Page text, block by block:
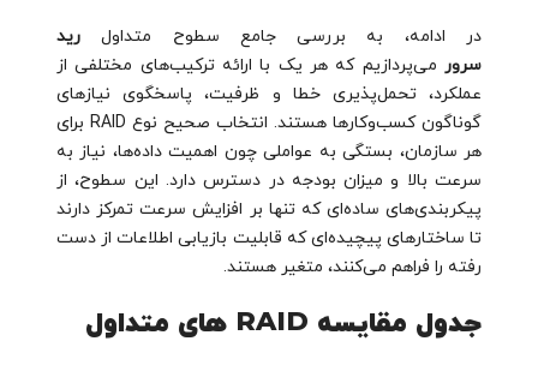
در ادامه، به بررسی جامع سطوح متداول رید
سرور می‌پردازیم که هر یک با ارائه ترکیب‌های مختلفی از
عملکرد، تحمل‌پذیری خطا و ظرفیت، پاسخگوی نیازهای
گوناگون کسب‌وکارها هستند. انتخاب صحیح نوع RAID برای
هر سازمان، بستگی به عواملی چون اهمیت داده‌ها، نیاز به
سرعت بالا و میزان بودجه در دسترس دارد. این سطوح، از
پیکربندی‌های ساده‌ای که تنها بر افزایش سرعت تمرکز دارند
تا ساختارهای پیچیده‌ای که قابلیت بازیابی اطلاعات از دست
رفته را فراهم می‌کنند، متغیر هستند.
جدول مقایسه RAID های متداول